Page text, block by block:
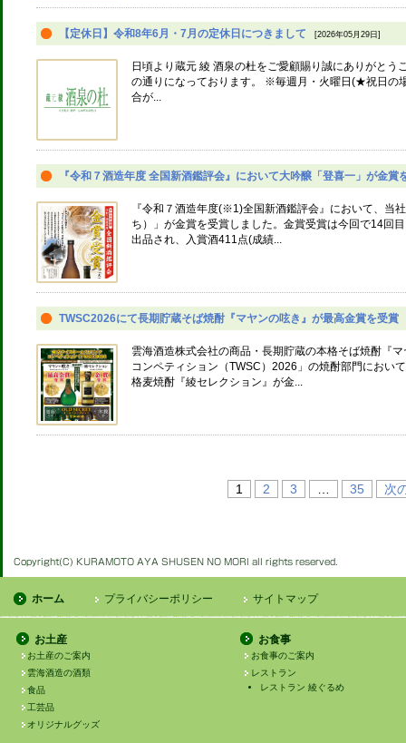
【定休日】令和8年6月・7月の定休日につきまして [2026年05月29日]
日頃より蔵元 綾 酒泉の杜をご愛顧賜り誠にありがと
の通りになっております。 ※毎週月・火曜日(★祝
合が...
『令和７酒造年度 全国新酒鑑評会』において大吟醸「登喜一」が金賞
『令和７酒造年度(※1)全国新酒鑑評会』において、当
ち）」が金賞を受賞しました。金賞受賞は今回で14回
出品され、入賞酒411点(成績...
TWSC2026にて長期貯蔵そば焼酎『マヤンの呟き』が最高金賞を受賞
雲海酒造株式会社の商品・長期貯蔵の本格そば焼酎『
コンペティション（TWSC）2026」の焼酎部門におい
格麦焼酎『綾セレクション』が金...
1 2 3 … 35 次
ホーム プライバシーポリシー サイトマップ
お土産
お土産のご案内
雲海酒造の酒類
食品
工芸品
オリジナルグッズ
お食事
お食事のご案内
レストラン
レストラン 綾ぐるめ